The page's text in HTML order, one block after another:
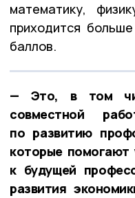
математику,
приходится
баллов.
— Это, в том
совместной
по развитию
которые помогают
к будущей
развития